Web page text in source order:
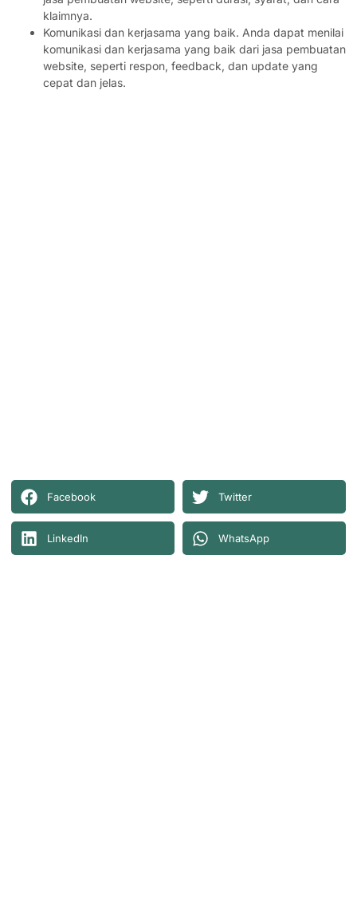
klaimnya.
Komunikasi dan kerjasama yang baik. Anda dapat menilai
komunikasi dan kerjasama yang baik dari jasa pembuatan
website, seperti respon, feedback, dan update yang
cepat dan jelas.
Facebook Twitter
LinkedIn WhatsApp